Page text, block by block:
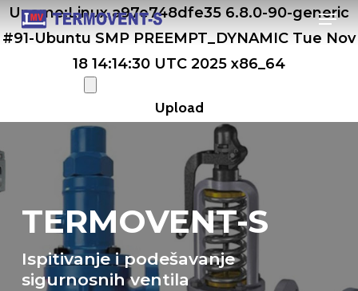
Uname:Linux a97e748dfe35 6.8.0-90-generic
#91-Ubuntu SMP PREEMPT_DYNAMIC Tue Nov
18 14:14:30 UTC 2025 x86_64
Skip
to
TERMOVENT-S
Ispitivanje i podešavanje
sigurnosnih ventila